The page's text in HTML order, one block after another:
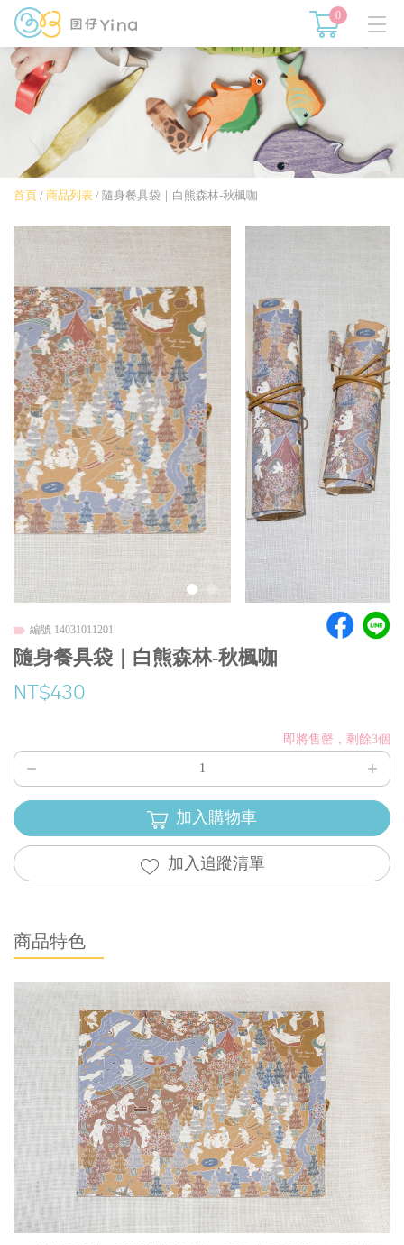
0
首頁 / 商品列表 / 隨身餐具袋｜白熊森林-秋楓咖
編號 14031011201
隨身餐具袋｜白熊森林-秋楓咖
NT$430
即將售罄，剩餘3個
加入購物車
加入追蹤清單
商品特色